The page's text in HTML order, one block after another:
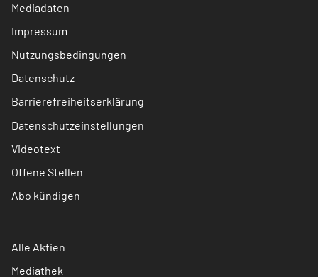
Mediadaten
Impressum
Nutzungsbedingungen
Datenschutz
Barrierefreiheitserklärung
Datenschutzeinstellungen
Videotext
Offene Stellen
Abo kündigen
Alle Aktien
Mediathek